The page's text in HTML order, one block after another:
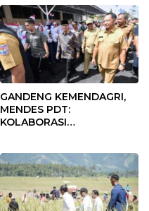
GANDENG KEMENDAGRI,
MENDES PDT:
KOLABORASI